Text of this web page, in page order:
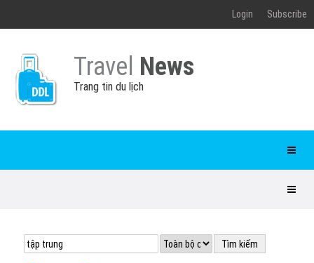
Login Subscribe
Travel News
Trang tin du lịch